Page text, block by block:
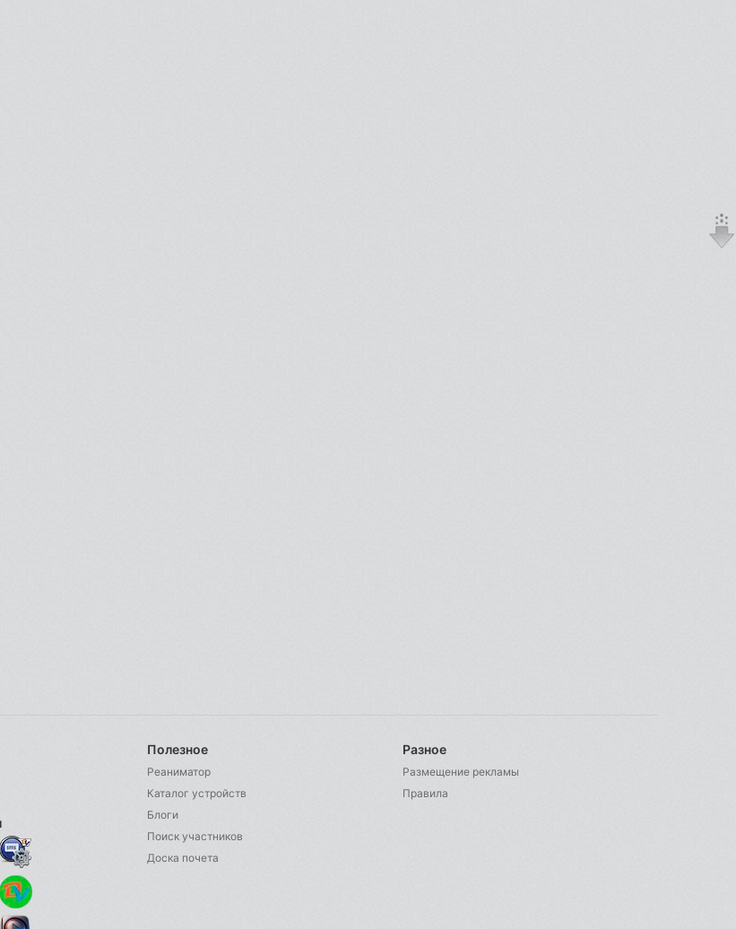
Полезное
Реаниматор
Каталог устройств
Блоги
Поиск участников
Доска почета
Разное
Размещение рекламы
Правила